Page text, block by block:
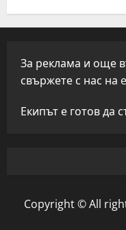
За реклама и още
свържете с нас на
Екипът е готов да
Copyright © All